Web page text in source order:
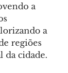
a
a
regiões
da cidade.